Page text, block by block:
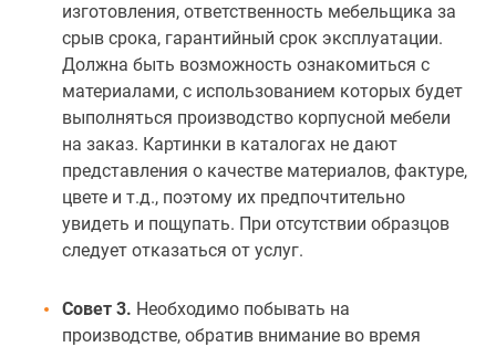
изготовления, ответственность мебельщика за
срыв срока, гарантийный срок эксплуатации.
Должна быть возможность ознакомиться с
материалами, с использованием которых будет
выполняться производство корпусной мебели
на заказ. Картинки в каталогах не дают
представления о качестве материалов, фактуре,
цвете и т.д., поэтому их предпочтительно
увидеть и пощупать. При отсутствии образцов
следует отказаться от услуг.
Совет 3. Необходимо побывать на
производстве, обратив внимание во время